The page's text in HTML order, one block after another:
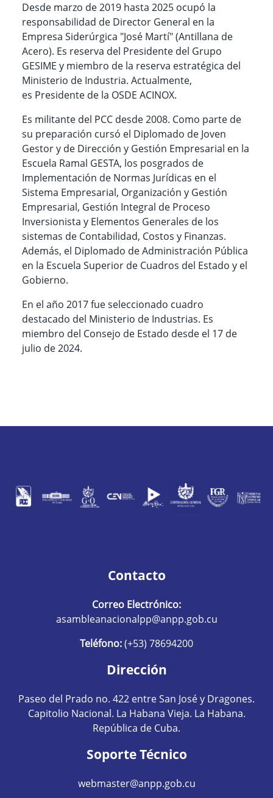
Desde marzo de 2019 hasta 2025 ocupó la
responsabilidad de Director General en la
Empresa Siderúrgica "José Martí" (Antillana de
Acero). Es reserva del Presidente del Grupo
GESIME y miembro de la reserva estratégica del
Ministerio de Industria. Actualmente,
es Presidente de la OSDE ACINOX.
Es militante del PCC desde 2008. Como parte de
su preparación cursó el Diplomado de Joven
Gestor y de Dirección y Gestión Empresarial en la
Escuela Ramal GESTA, los posgrados de
Implementación de Normas Jurídicas en el
Sistema Empresarial, Organización y Gestión
Empresarial, Gestión Integral de Proceso
Inversionista y Elementos Generales de los
sistemas de Contabilidad, Costos y Finanzas.
Además, el Diplomado de Administración Pública
en la Escuela Superior de Cuadros del Estado y el
Gobierno.
En el año 2017 fue seleccionado cuadro
destacado del Ministerio de Industrias. Es
miembro del Consejo de Estado desde el 17 de
julio de 2024.
Contacto
Correo Electrónico:
asambleanacionalpp@anpp.gob.cu
Teléfono:(+53) 78694200
Dirección
Paseo del Prado no. 422 entre San José y Dragones.
Capitolio Nacional. La Habana Vieja. La Habana.
República de Cuba.
Soporte Técnico
webmaster@anpp.gob.cu